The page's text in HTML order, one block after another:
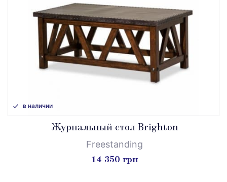
в наличии
Журнальный стол Brighton
Freestanding
14 350 грн